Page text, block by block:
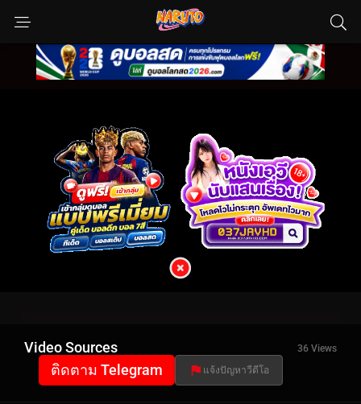
Video Sources 36 Views
ติดตาม Telegram แจ้งปัญหาวีดีโอ